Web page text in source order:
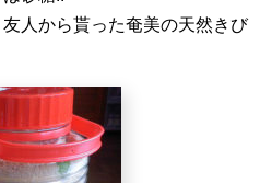
人から貰った奄美の天然きび